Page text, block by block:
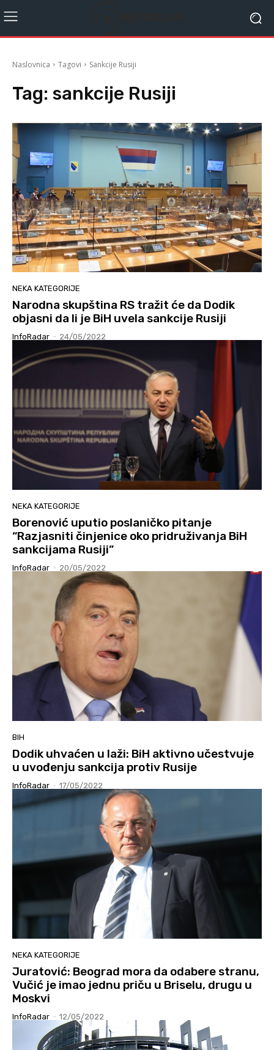
Naslovnica Tagovi Sankcije Rusiji
Tag: sankcije Rusiji
NEKA KATEGORIJE
Narodna skupština RS tražit će da Dodik
objasni da li je BiH uvela sankcije Rusiji
InfoRadar - 24/05/2022
NEKA KATEGORIJE
Borenović uputio poslaničko pitanje
“Razjasniti činjenice oko pridruživanja BiH
sankcijama Rusiji”
InfoRadar - 20/05/2022
BIH
Dodik uhvaćen u laži: BiH aktivno učestvuje
u uvođenju sankcija protiv Rusije
InfoRadar - 17/05/2022
NEKA KATEGORIJE
Juratović: Beograd mora da odabere stranu,
Vučić je imao jednu priču u Briselu, drugu u
Moskvi
InfoRadar - 12/05/2022